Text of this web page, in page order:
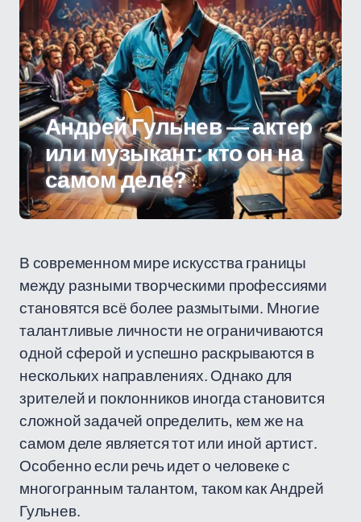
Андрей Гульнев — актер
или музыкант: кто он на
самом деле?
В современном мире искусства границы
между разными творческими профессиями
становятся всё более размытыми. Многие
талантливые личности не ограничиваются
одной сферой и успешно раскрываются в
нескольких направлениях. Однако для
зрителей и поклонников иногда становится
сложной задачей определить, кем же на
самом деле является тот или иной артист.
Особенно если речь идет о человеке с
многогранным талантом, таком как Андрей
Гульнев.